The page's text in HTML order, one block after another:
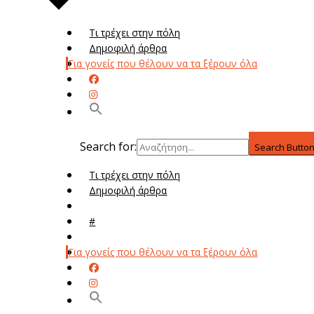
Τι τρέχει στην πόλη
Δημοφιλή άρθρα
Για γονείς που θέλουν να τα ξέρουν όλα
Search for: Search
Τι τρέχει στην πόλη
Δημοφιλή άρθρα
#
Για γονείς που θέλουν να τα ξέρουν όλα